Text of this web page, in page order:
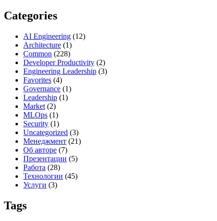
Categories
AI Engineering (12)
Architecture (1)
Common (228)
Developer Productivity (2)
Engineering Leadership (3)
Favorites (4)
Governance (1)
Leadership (1)
Market (2)
MLOps (1)
Security (1)
Uncategorized (3)
Менеджмент (21)
Об авторе (7)
Презентации (5)
Работа (28)
Технологии (45)
Услуги (3)
Tags